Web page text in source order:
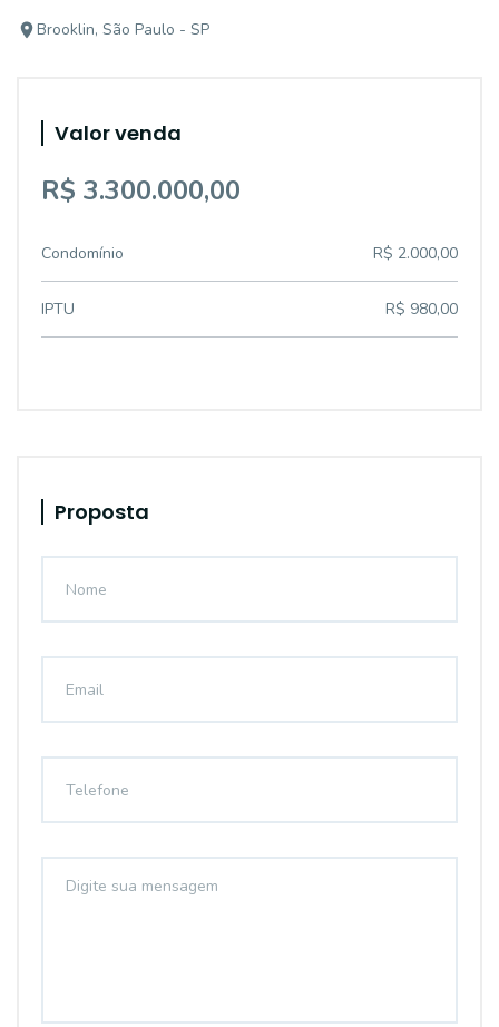
Brooklin, São Paulo - SP
Valor venda
R$ 3.300.000,00
Condomínio R$ 2.000,00
IPTU R$ 980,00
Proposta